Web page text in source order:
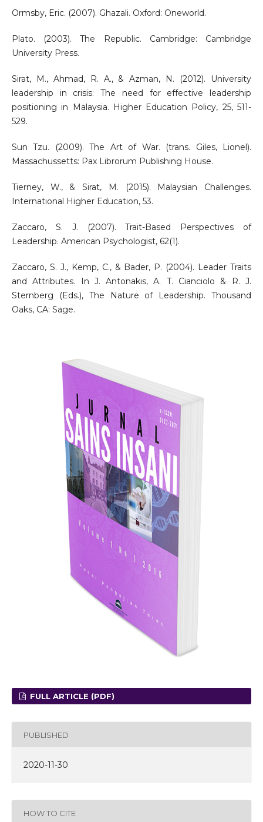
Ormsby, Eric. (2007). Ghazali. Oxford: Oneworld.
Plato. (2003). The Republic. Cambridge: Cambridge
University Press.
Sirat, M., Ahmad, R. A., & Azman, N. (2012). University
leadership in crisis: The need for effective leadership
positioning in Malaysia. Higher Education Policy, 25, 511-
529.
Sun Tzu. (2009). The Art of War. (trans. Giles, Lionel).
Massachussetts: Pax Librorum Publishing House.
Tierney, W., & Sirat, M. (2015). Malaysian Challenges.
International Higher Education, 53.
Zaccaro, S. J. (2007). Trait-Based Perspectives of
Leadership. American Psychologist, 62(1).
Zaccaro, S. J., Kemp, C., & Bader, P. (2004). Leader Traits
and Attributes. In J. Antonakis, A. T. Cianciolo & R. J.
Sternberg (Eds.), The Nature of Leadership. Thousand
Oaks, CA: Sage.
FULL ARTICLE (PDF)
PUBLISHED
2020-11-30
HOW TO CITE